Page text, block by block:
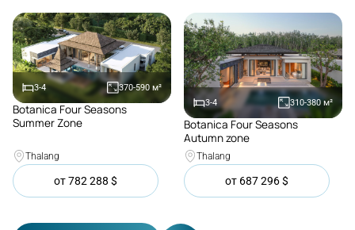
3-4 370-590 м²
Покупка
Botanica Four Seasons
Summer Zone
Thalang
от782 288 $
3-4 310-380 м²
Покупка
Botanica Four Seasons
Autumn zone
Thalang
от 687 296$